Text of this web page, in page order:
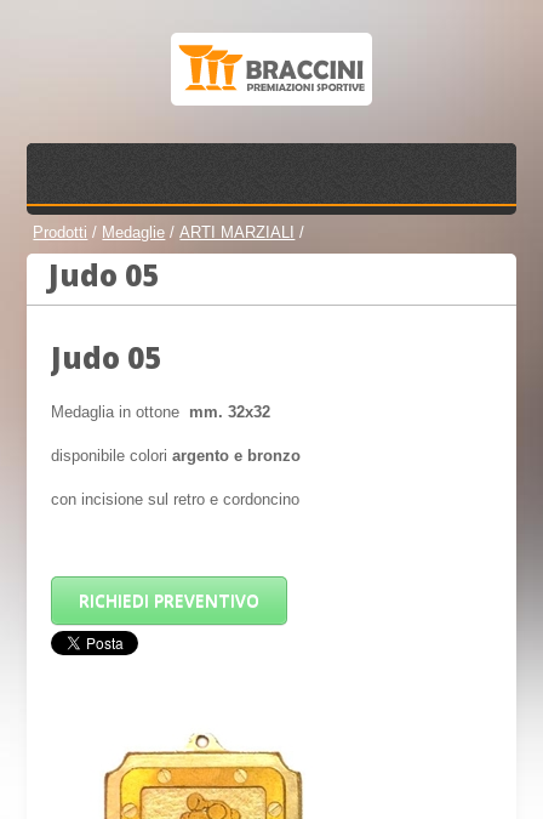
Prodotti / Medaglie /ARTI MARZIALI /
Judo 05
Judo 05
Medaglia in ottone mm. 32x32
disponibile coloriargento e bronzo
con incisione sul retro e cordoncino
RICHIEDI PREVENTIVO